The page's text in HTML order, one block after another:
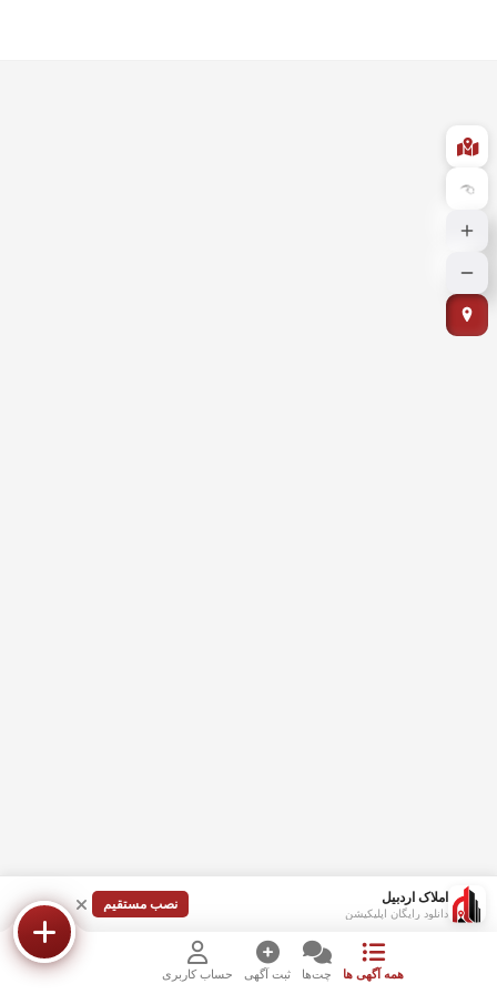
املاک اردبیل
دانلود رایگان اپلیکیشن
نصب مستقیم
همه آگهی ها چت‌ها ثبت آگهی حساب کاربری